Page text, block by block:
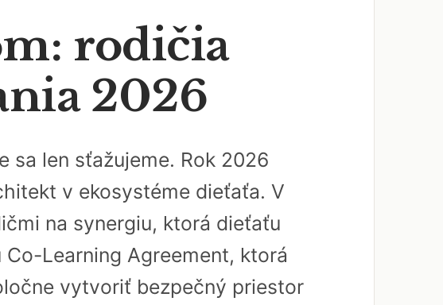
rodičia
2026
sa len sťažujeme. Rok 2026
v ekosystéme dieťaťa. V
na synergiu, ktorá dieťaťu
Learning Agreement, ktorá
vytvoriť bezpečný priestor